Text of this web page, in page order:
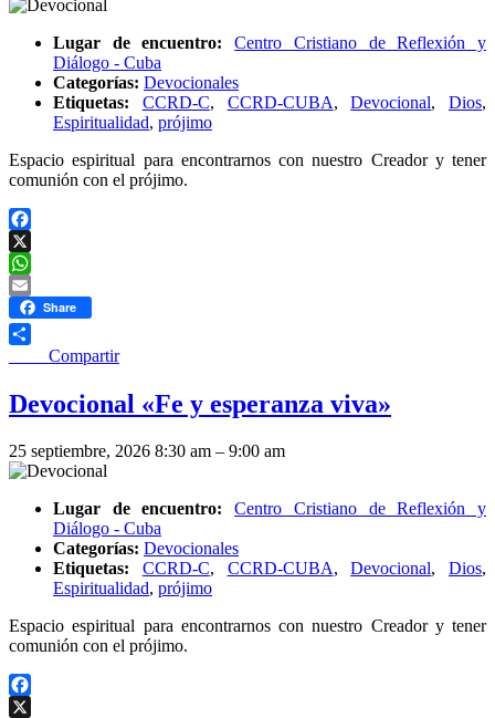
Lugar de encuentro:
Centro Cristiano de Reflexión y
Diálogo - Cuba
Categorías: Devocionales
Etiquetas:
CCRD-C, CCRD-CUBA,Devocional, Dios,
Espiritualidad, prójimo
Espacio espiritual para encontrarnos con nuestro Creador y tener
comunión con el prójimo.
Facebook
X
WhatsApp
EmailShare
____ Compartir
Devocional «Fe y esperanza viva»
25 septiembre, 2026 8:30 am – 9:00 am
Lugar de encuentro:
Centro Cristiano de Reflexión y
Diálogo - Cuba
Categorías: Devocionales
Etiquetas:
CCRD-C, CCRD-CUBA,Devocional, Dios,
Espiritualidad, prójimo
Espacio espiritual para encontrarnos con nuestro Creador y tener
comunión con el prójimo.
Facebook